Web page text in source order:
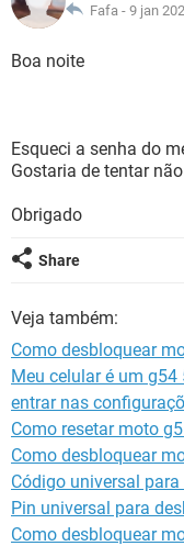
GUIA DE COMPRAS
INSTAGRAM
GUIA DE COMPRAS
CELULAR
JOGOS
CELULAR
INSTAGRAM
GUIA DE COMPRAS
Fafa - 9 jan
Boa noite
Esqueci a senha do
Gostaria de tentar
Obrigado
Share
Veja também:
Como desbloquear
Meu celular é um
entrar nas
Como resetar moto
Como desbloquear
Código universal
Pin universal para
Como desbloquear